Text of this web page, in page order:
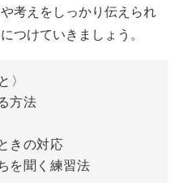
る３つのコツ 13:14
考えをしっかり伝えられ
つけていきましょう。
〉
方法
きの対応
を聞く練習法